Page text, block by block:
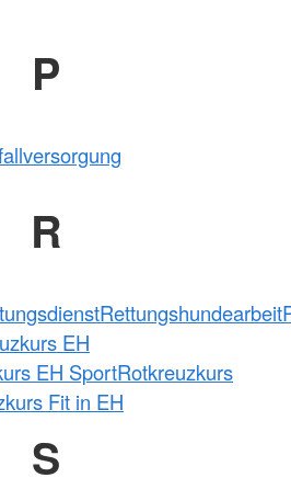
P
R
Rettungshundearbeit
EH
EH SportRotkreuzkurs
Fit in EH
S